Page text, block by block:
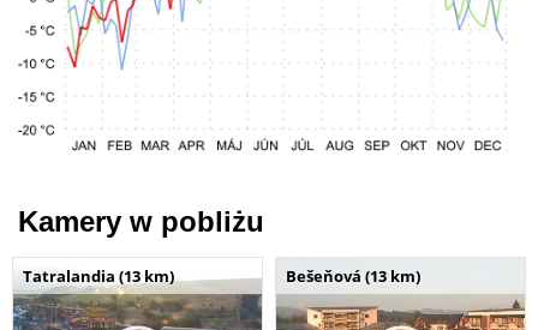
Kamery w pobliżu
Tatralandia (13 km) Bešeňová (13 km)